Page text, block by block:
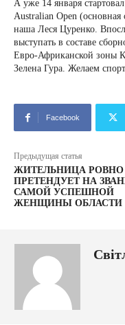
А уже 14 января
Australian Open (основная
наша Леся Цуренко.
выступать в составе
Евро-Африканской зоны
Зелена Гура. Желаем
Facebook
Предыдущая статья
ЖИТЕЛЬНИЦА РОВНО
ПРЕТЕНДУЕТ НА
САМОЙ УСПЕШНОЙ
ЖЕНЩИНЫ ОБЛАСТИ